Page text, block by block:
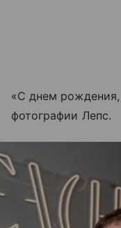
«С днем
фотографии Лепс.